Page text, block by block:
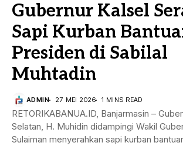
Gubernur Kalsel
Sapi Kurban
Presiden di Sabilal
Muhtadin
ADMIN 27 MEI 2026 1 MINS READ
RETORIKABANUA.ID, Banjarmasin –
Selatan, H. Muhidin didampingi Wakil
Sulaiman menyerahkan sapi kurban